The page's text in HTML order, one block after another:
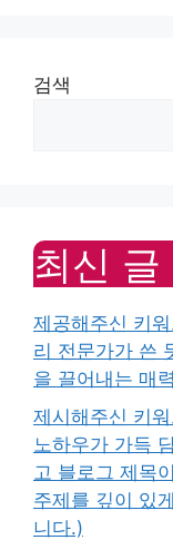
검색
최신 글
제공해주신 키
리 전문가가 쓴
을 끌어내는 매
제시해주신 키
노하우가 가득
고 블로그 제목
주제를 깊이 있
니다.)